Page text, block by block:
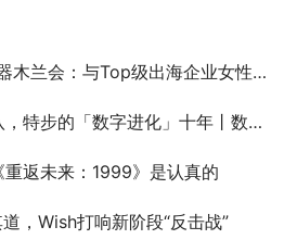
与Top级出海企业女性领袖一同聚焦“她力量”
的「数字进化」十年丨数字化的秘密
返未来：1999》是认真的
，Wish打响新阶段“反击战”